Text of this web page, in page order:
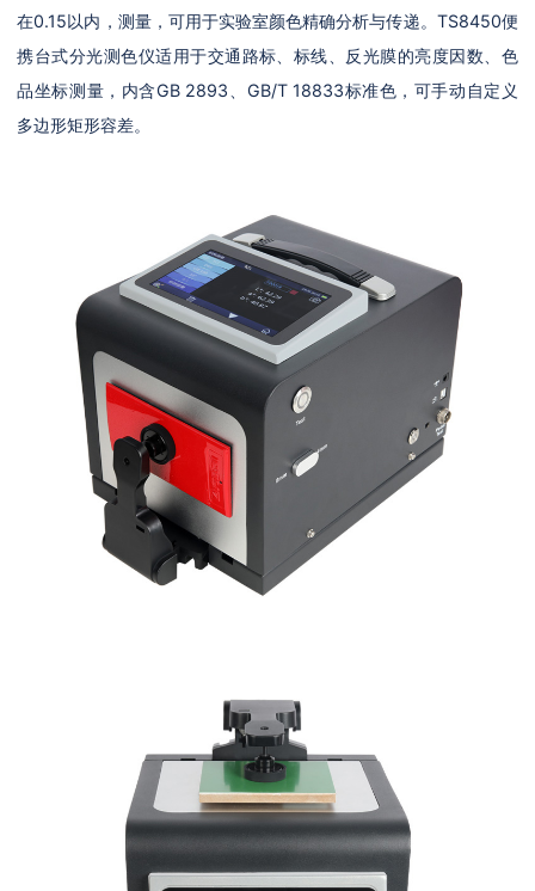
在0.15以内，测量，可用于实验室颜色精确分析与传递。TS8450便
携台式分光测色仪适用于交通路标、标线、反光膜的亮度因数、色
品坐标测量，内含GB 2893、GB/T 18833标准色，可手动自定义
多边形矩形容差。